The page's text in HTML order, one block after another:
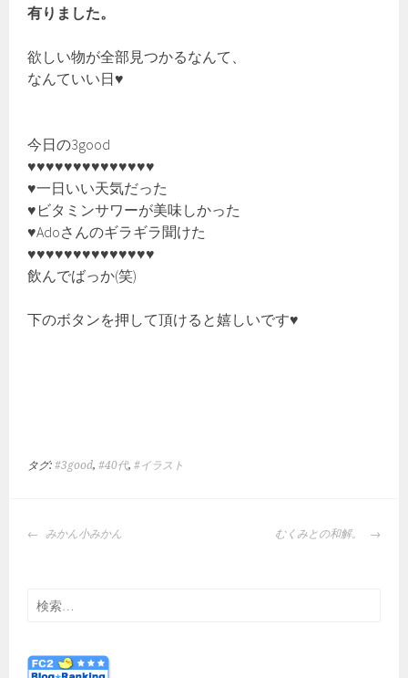
有りました。
欲しい物が全部見つかるなんて、
なんていい日♥
今日の3good
♥♥♥♥♥♥♥♥♥♥♥♥♥♥
♥一日いい天気だった
♥ビタミンサワーが美味しかった
♥Adoさんのギラギラ聞けた
♥♥♥♥♥♥♥♥♥♥♥♥♥♥
飲んでばっか(笑)
下のボタンを押して頂けると嬉しいです♥
タグ:#3good,#40代,#イラスト
投
ビ
ゲ
シ
みかん小みかん むくみとの和解。
検